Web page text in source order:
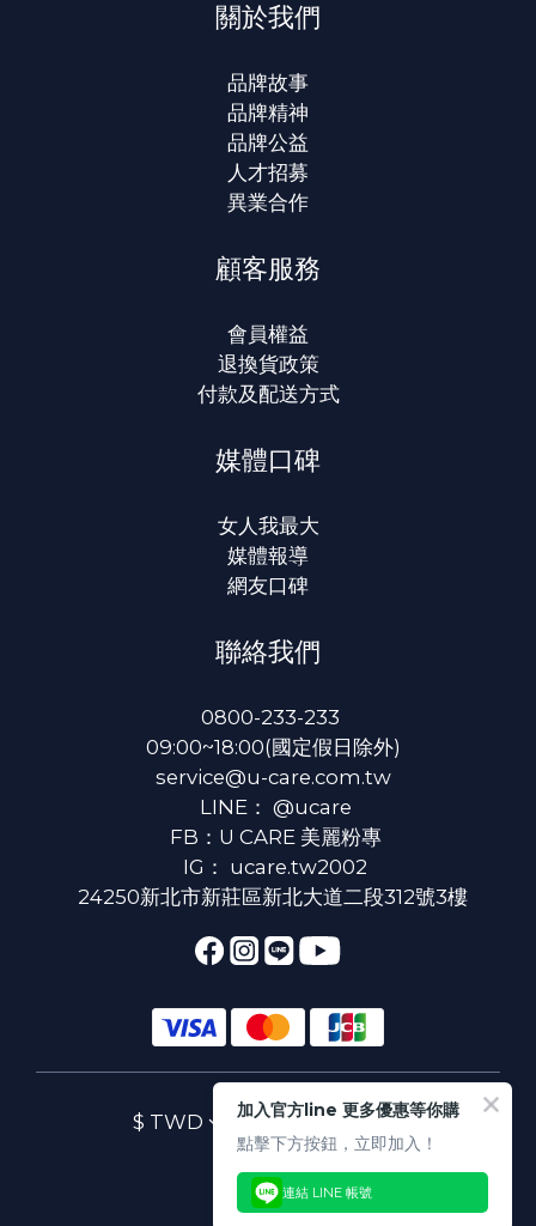
關於我們
品牌故事
品牌精神
品牌公益
人才招募
異業合作
顧客服務
會員權益
退換貨政策
付款及配送方式
媒體口碑
女人我最大
媒體報導
網友口碑
聯絡我們
0800-233-233
09:00~18:00(國定假日除外)
service@u-care.com.tw
LINE： @ucare
FB： U CARE 美麗粉專
IG： ucare.tw2002
24250新北市新莊區新北大道二段312號3樓
$ TWD 繁體中文
加入官方line 更多優惠等你購
點擊下方按鈕，立即加入！
連結 LINE 帳號